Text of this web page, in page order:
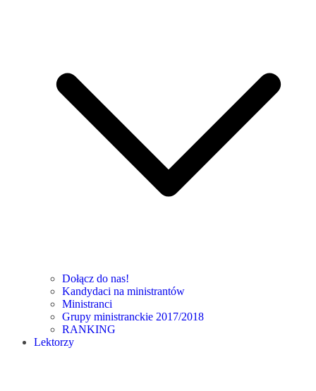
Dołącz do nas!
Kandydaci na ministrantów
Ministranci
Grupy ministranckie 2017/2018
RANKING
Lektorzy